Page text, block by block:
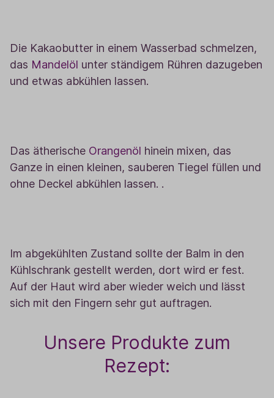
Die Kakaobutter in einem Wasserbad schmelzen,
das Mandelöl unter ständigem Rühren dazugeben
und etwas abkühlen lassen.
Das ätherische Orangenöl hinein mixen, das
Ganze in einen kleinen, sauberen Tiegel füllen und
ohne Deckel abkühlen lassen. .
Im abgekühlten Zustand sollte der Balm in den
Kühlschrank gestellt werden, dort wird er fest.
Auf der Haut wird aber wieder weich und lässt
sich mit den Fingern sehr gut auftragen.
Unsere Produkte zum
Rezept: